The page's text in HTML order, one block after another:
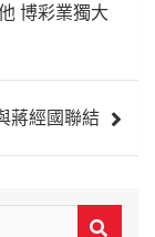
博彩業獨大
蔣經國聯結